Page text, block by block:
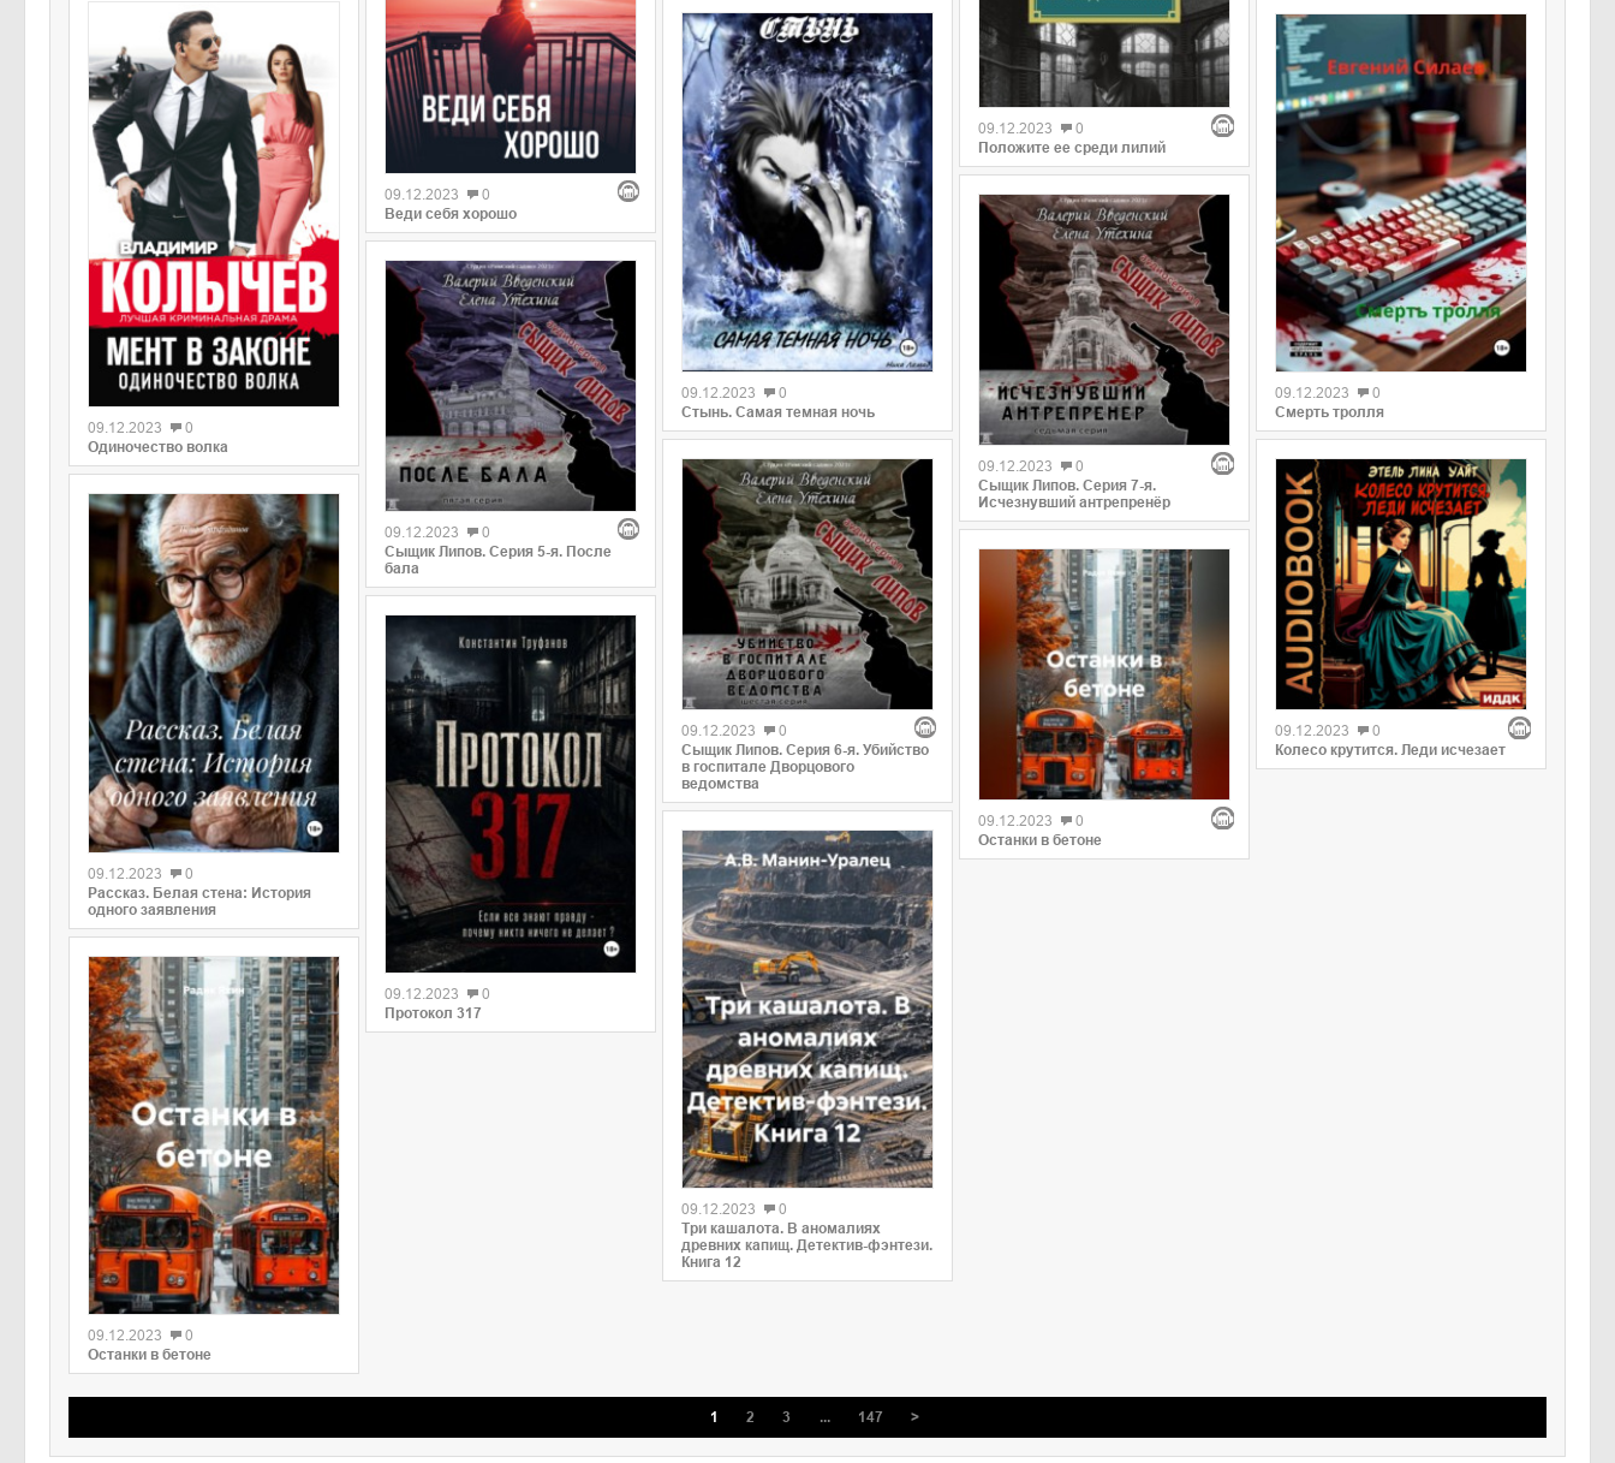
09.12.2023
0
Одиночество волка
09.12.2023
0
Рассказ. Белая стена: История
одного заявления
09.12.2023
0
Останки в бетоне
09.12.2023
0
Веди себя хорошо
09.12.2023
0
Сыщик Липов. Серия 5-я. После
бала
09.12.2023
0
Протокол 317
09.12.2023
0
Стынь. Самая темная ночь
09.12.2023
0
Сыщик Липов. Серия 6-я. Убийство
в госпитале Дворцового
ведомства
09.12.2023
0
Три кашалота. В аномалиях
древних капищ. Детектив-фэнтези.
Книга 12
09.12.2023
0
Положите ее среди лилий
09.12.2023
0
Сыщик Липов. Серия 7-я.
Исчезнувший антрепренёр
09.12.2023
0
Останки в бетоне
09.12.2023
0
Смерть тролля
09.12.2023
0
Колесо крутится. Леди исчезает
1 2 3 ... 147 >